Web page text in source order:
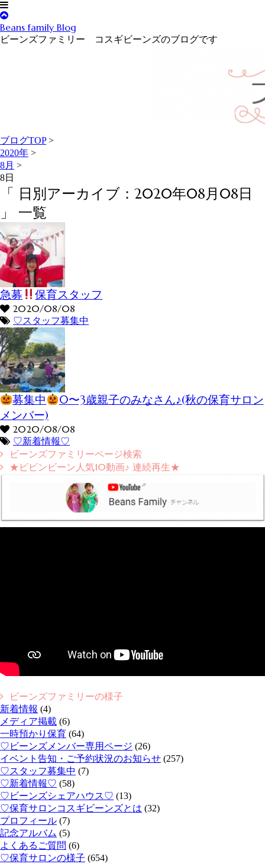
Beans family Blog
ビーンズファミリー コスギビーンズのブログです
ブログTOP>
2020年 >
8月 >
8日
「 日別アーカイブ：2020年08月08日
」 一覧
急募 保育スタッフ
2020/08/08
♡スタッフ募集中
募集中
0〜3歳親子のみなさん♪(秋の保育サロン
メンバー)
2020/08/08
♡新着情報♡
ビーンズファミリーページ検索
★ビビンビーン人気10動画♪ 連続再生★
ビーンズファミリーの様子
新着情報 (4)
メディア掲載 (6)
一時預かり保育 (64)
♡ビーンズメンバー専用ページ (26)
イベント告知・ご予約状況のお知らせ (257)
♡スタッフ募集中 (7)
♡新着情報♡ (58)
♡ビーンズシェアハウス♡ (13)
♡保育サロンコスギビーンズとは (32)
プロフィール (7)
記念アルバム (5)
よくあるご質問 (6)
♡保育サロンの様子 (654)